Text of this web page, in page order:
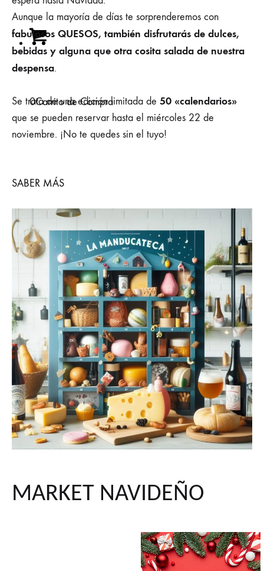
0Carrito de Compra
Aunque la mayoría de días te sorprenderemos con
fabulosos QUESOS, también disfrutarás de dulces,
bebidas y alguna que otra cosita salada de nuestra
despensa.
Se trata de una edición limitada de 50 «calendarios»
que se pueden reservar hasta el miércoles 22 de
noviembre. ¡No te quedes sin el tuyo!
SABER MÁS
MARKET NAVIDEÑO